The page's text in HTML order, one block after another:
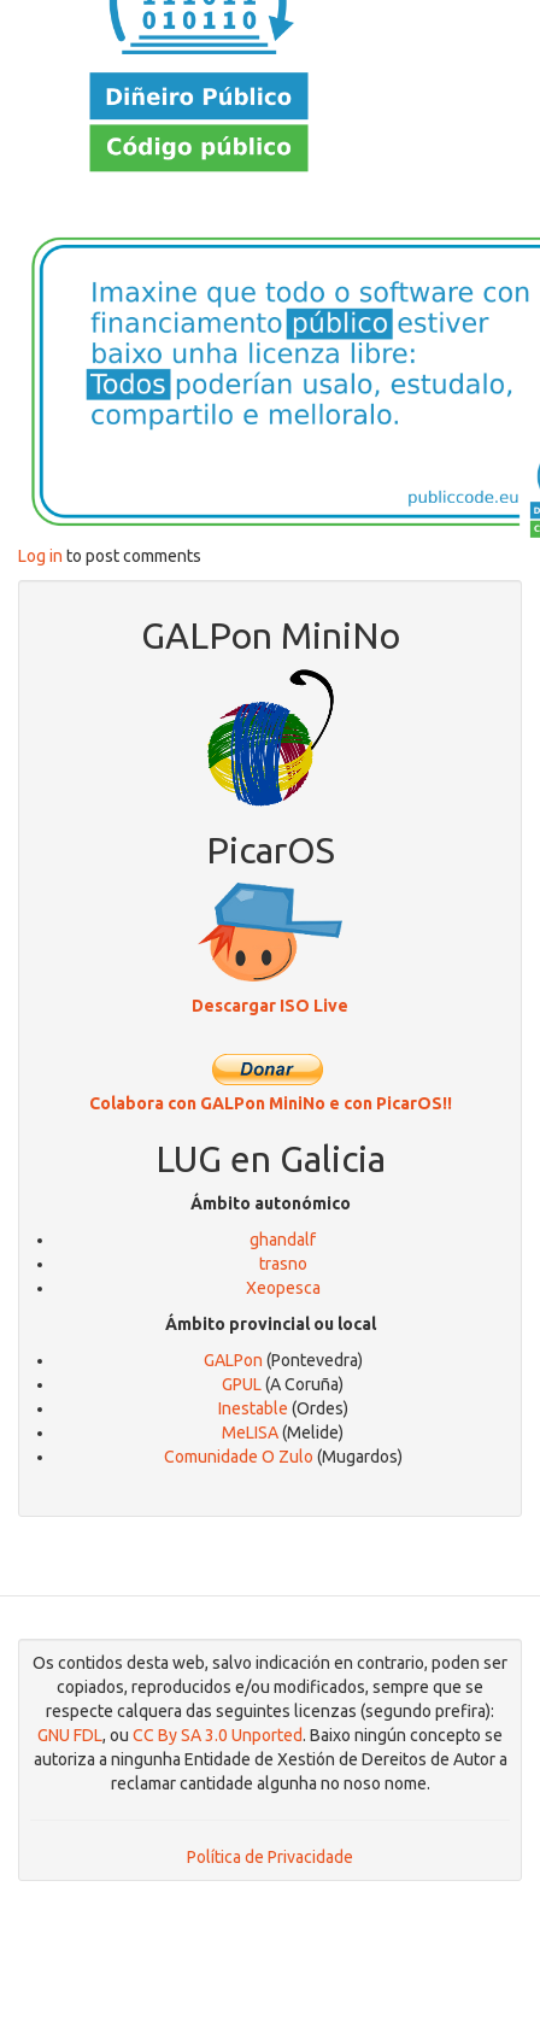
Log in to post comments
GALPon MiniNo
PicarOS
Descargar ISO Live
Colabora con GALPon MiniNo e con PicarOS!!
LUG en Galicia
Ámbito autonómico
ghandalf
trasno
Xeopesca
Ámbito provincial ou local
GALPon (Pontevedra)
GPUL(A Coruña)
Inestable (Ordes)
MeLISA(Melide)
Comunidade O Zulo (Mugardos)
Os contidos desta web, salvo indicación en contrario, poden ser
copiados, reproducidos e/ou modificados, sempre que se
respecte calquera das seguintes licenzas (segundo prefira):
GNU FDL, ou CC By SA 3.0 Unported. Baixo ningún concepto se
autoriza a ningunha Entidade de Xestión de Dereitos de Autor a
reclamar cantidade algunha no noso nome.
Política de Privacidade